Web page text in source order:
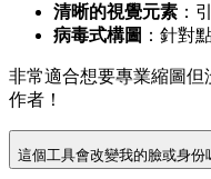
清晰的視覺元素 ：
病毒式構圖 ：針對
非常適合想要專業縮圖但
作者！
這個工具會改變我的臉或身份